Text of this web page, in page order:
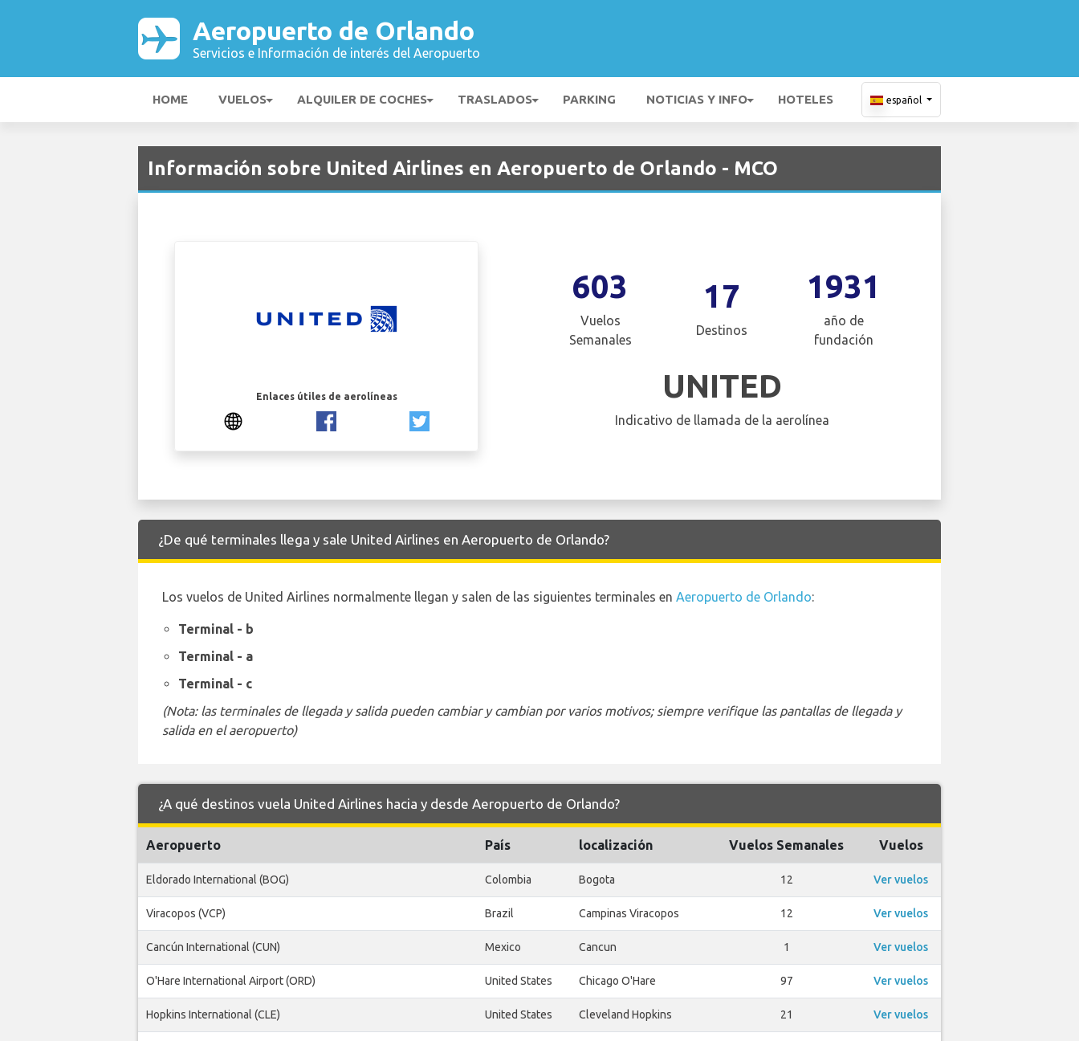
Aeropuerto de Orlando
Servicios e Información de interés del Aeropuerto
HOME VUELOS ALQUILER DE COCHES TRASLADOS PARKING NOTICIAS Y INFO HOTELES español
Información sobre United Airlines en Aeropuerto de Orlando - MCO
Enlaces útiles de aerolíneas
603
Vuelos
Semanales
17
Destinos
1931
año de
fundación
UNITED
Indicativo de llamada de la aerolínea
¿De qué terminales llega y sale United Airlines en Aeropuerto de Orlando?
Los vuelos de United Airlines normalmente llegan y salen de las siguientes terminales en Aeropuerto de Orlando:
Terminal - b
Terminal - a
Terminal - c
(Nota: las terminales de llegada y salida pueden cambiar y cambian por varios motivos; siempre verifique las pantallas de llegada y
salida en el aeropuerto)
¿A qué destinos vuela United Airlines hacia y desde Aeropuerto de Orlando?
Aeropuerto País localización Vuelos Semanales Vuelos
Eldorado International (BOG) Colombia Bogota 12 Ver vuelos
Viracopos (VCP) Brazil Campinas Viracopos 12 Ver vuelos
Cancún International (CUN) Mexico Cancun 1 Ver vuelos
O'Hare International Airport (ORD) United States Chicago O'Hare 97 Ver vuelos
Hopkins International (CLE) United States Cleveland Hopkins 21 Ver vuelos